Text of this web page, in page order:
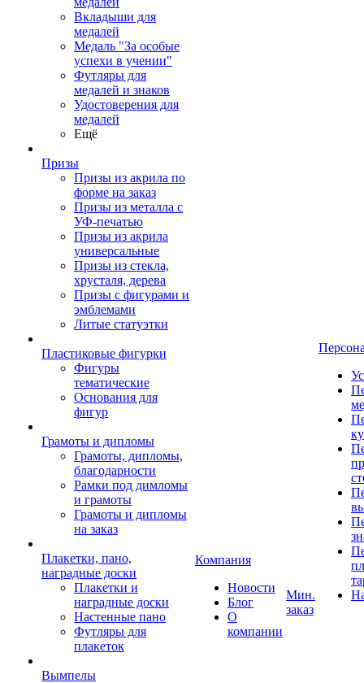
Вкладыши для
медалей
Медаль "За особые
успехи в учении"
Футляры для
медалей и знаков
Удостоверения для
медалей
Ещё
Призы
Призы из акрила по
форме на заказ
Призы из металла с
УФ-печатью
Призы из акрила
универсальные
Призы из стекла,
хрусталя, дерева
Призы с фигурами и
эмблемами
Литые статуэтки
Пластиковые фигурки
Фигуры
тематические
Основания для
фигур
Грамоты и дипломы
Грамоты, дипломы,
благодарности
Рамки под димломы
и грамоты
Грамоты и дипломы
на заказ
Плакетки, пано,
наградные доски
Плакетки и
наградные доски
Настенные пано
Футляры для
плакеток
Вымпелы
Компания
Новости
Блог
О
компании
Мин.
заказ